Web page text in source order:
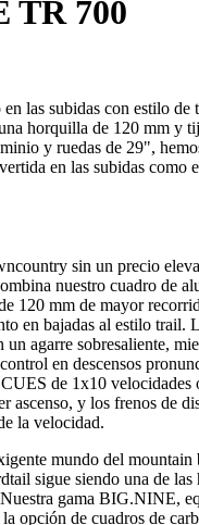
TR 700
las subidas con estilo de
horquilla de 120 mm y
y ruedas de 29",
en las subidas como
sin un precio
nuestro cuadro de
120 mm de mayor
en bajadas al estilo trail.
agarre sobresaliente,
en descensos
de 1x10 velocidades
ascenso, y los frenos de
la velocidad.
mundo del mountain
sigue siendo una de las
gama BIG.NINE,
opción de cuadros de